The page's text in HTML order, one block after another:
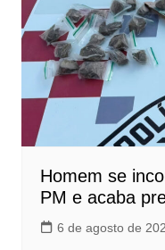
Homem se
PM e acaba
6 de agosto de